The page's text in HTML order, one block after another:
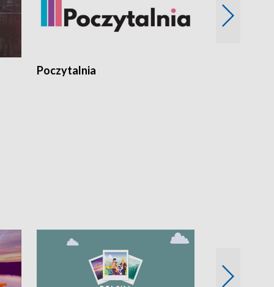
Poczytalnia